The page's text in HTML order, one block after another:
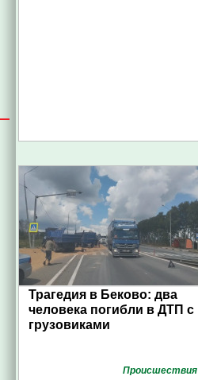
Трагедия в Беково: два
человека погибли в ДТП с
грузовиками
Проиcшествия